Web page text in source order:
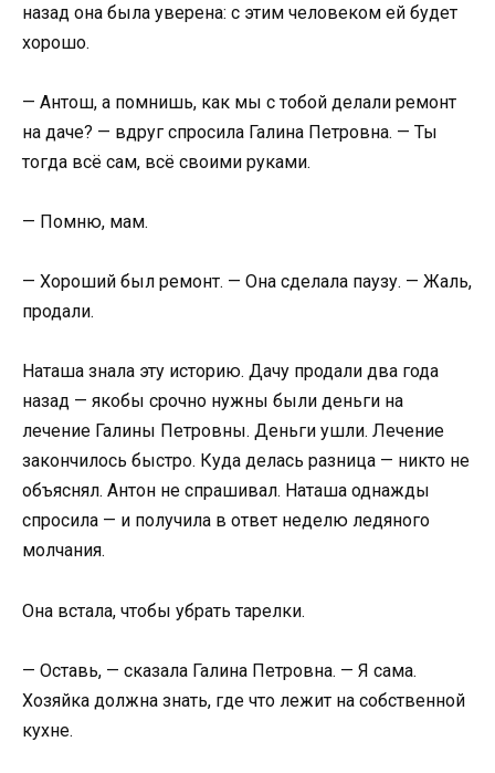
назад она была уверена: с этим человеком ей будет
хорошо.
— Антош, а помнишь, как мы с тобой делали ремонт
на даче? — вдруг спросила Галина Петровна. — Ты
тогда всё сам, всё своими руками.
— Помню, мам.
— Хороший был ремонт. — Она сделала паузу. — Жаль,
продали.
Наташа знала эту историю. Дачу продали два года
назад — якобы срочно нужны были деньги на
лечение Галины Петровны. Деньги ушли. Лечение
закончилось быстро. Куда делась разница — никто не
объяснял. Антон не спрашивал. Наташа однажды
спросила — и получила в ответ неделю ледяного
молчания.
Она встала, чтобы убрать тарелки.
— Оставь, — сказала Галина Петровна. — Я сама.
Хозяйка должна знать, где что лежит на собственной
кухне.